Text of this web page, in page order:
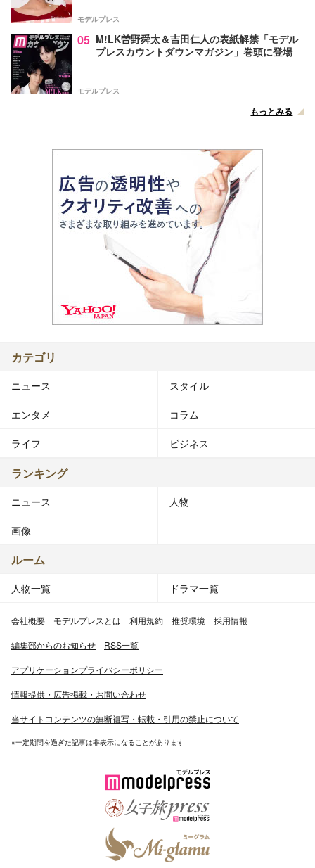
モデルプレス
05 M!LK曽野舜太＆吉田仁人の表紙解禁「モデル
プレスカウントダウンマガジン」巻頭に登場
モデルプレス
もっとみる
カテゴリ
ニュース スタイル
エンタメ コラム
ライフ ビジネス
ランキング
ニュース 人物
画像
ルーム
人物一覧 ドラマ一覧
会社概要 モデルプレスとは 利用規約 推奨環境 採用情報
編集部からのお知らせ RSS一覧
アプリケーションプライバシーポリシー
情報提供・広告掲載・お問い合わせ
当サイトコンテンツの無断複写・転載・引用の禁止について
※一定期間を過ぎた記事は非表示になることがあります